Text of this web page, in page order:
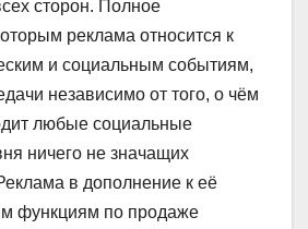
сторон. Полное
реклама относится к
и социальным событиям,
независимо от того, о чём
любые социальные
ничего не значащих
в дополнение к её
функциям по продаже